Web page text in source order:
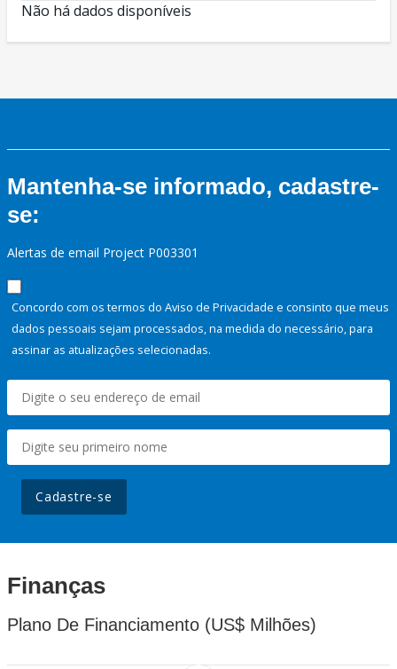
Não há dados disponíveis
Mantenha-se informado, cadastre-
se:
Alertas de email Project P003301
Concordo com os termos do Aviso de Privacidade e consinto que meus
dados pessoais sejam processados, na medida do necessário, para
assinar as atualizações selecionadas.
Cadastre-se
Finanças
Plano De Financiamento (US$ Milhões)